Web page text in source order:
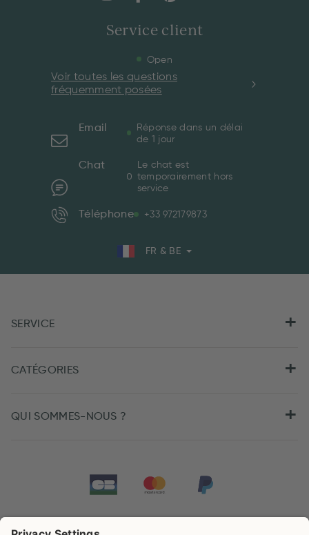
Service client
Open
Voir toutes les questions
fréquemment posées
Email
Réponse dans un délai
de 1 jour
Chat
Le chat est
temporairement hors
service
Téléphone +33 972179873
FR & BE
SERVICE
CATÉGORIES
QUI SOMMES-NOUS ?